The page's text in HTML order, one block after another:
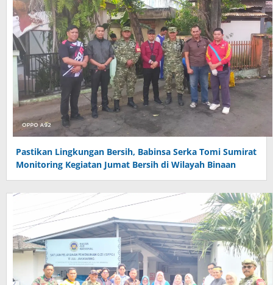
Pastikan Lingkungan Bersih, Babinsa Serka Tomi Sumirat
Monitoring Kegiatan Jumat Bersih di Wilayah Binaan